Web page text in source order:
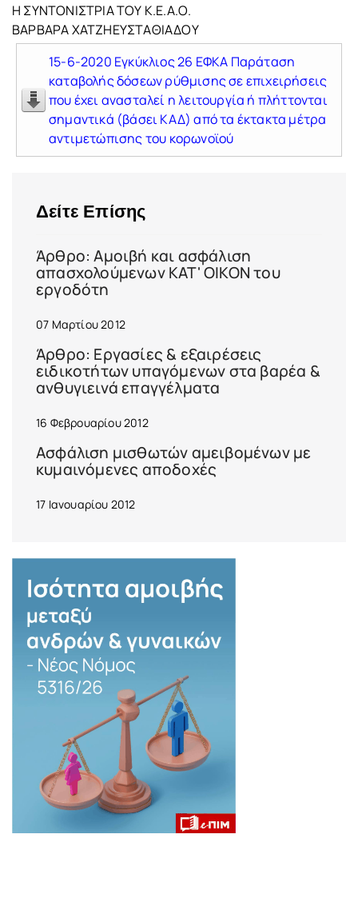
Η ΣΥΝΤΟΝΙΣΤΡΙΑ ΤΟΥ Κ.Ε.Α.Ο.
ΒΑΡΒΑΡΑ ΧΑΤΖΗΕΥΣΤΑΘΙΑΔΟΥ
15-6-2020 Εγκύκλιος 26 ΕΦΚΑ Παράταση
καταβολής δόσεων ρύθμισης σε επιχειρήσεις
που έχει ανασταλεί η λειτουργία ή πλήττονται
σημαντικά (βάσει ΚΑΔ) από τα έκτακτα μέτρα
αντιμετώπισης του κορωνοϊού
Δείτε Επίσης
Άρθρο: Αμοιβή και ασφάλιση
απασχολούμενων ΚΑΤ' ΟΙΚΟΝ του
εργοδότη
07 Μαρτίου 2012
Άρθρο: Εργασίες & εξαιρέσεις
ειδικοτήτων υπαγόμενων στα βαρέα &
ανθυγιεινά επαγγέλματα
16 Φεβρουαρίου 2012
Ασφάλιση μισθωτών αμειβομένων με
κυμαινόμενες αποδοχές
17 Ιανουαρίου 2012